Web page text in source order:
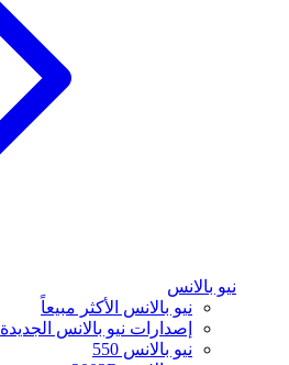
نيو بالانس
نيو بالانس الأكثر مبيعاً
إصدارات نيو بالانس الجديدة
نيو بالانس 550